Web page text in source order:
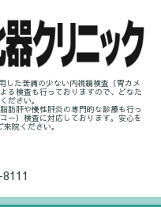
した苦痛の少ない内視鏡検査（胃カメ
る検査も行っておりますので、どなた
ださい。
肪肝や慢性肝炎の専門的な診療も行っ
ー）検査に対応しております。安心を
院ください。